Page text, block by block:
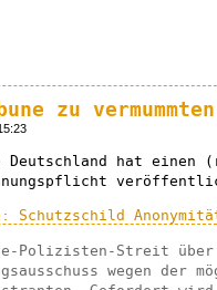
zu
Deutschland hat
Schutzschild
Polizisten-Streit
wegen